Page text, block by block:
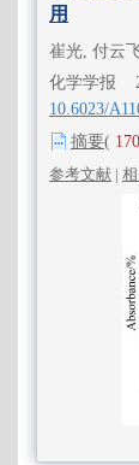
用
崔光, 付云
化学学报
10.6023/
摘要(
参考文献 |